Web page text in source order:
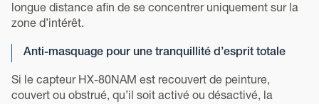
longue distance afin de se concentrer uniquement sur la
zone d’intérêt.
Anti-masquage pour une tranquillité d’esprit totale
Si le capteur HX-80NAM est recouvert de peinture,
couvert ou obstrué, qu’il soit activé ou désactivé, la